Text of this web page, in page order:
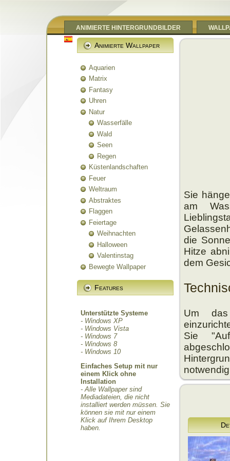
ANIMIERTE HINTERGRUNDBILDER
Animierte Wallpaper
Aquarien
Matrix
Fantasy
Uhren
Natur
Wasserfälle
Wald
Seen
Regen
Küstenlandschaften
Feuer
Weltraum
Abstraktes
Flaggen
Feiertage
Weihnachten
Halloween
Valentinstag
Bewegte Wallpaper
Features
Unterstützte Systeme
- Windows XP
- Windows Vista
- Windows 7
- Windows 8
- Windows 10
Einfaches Setup mit nur
einem Klick ohne
Installation
- Alle Wallpaper sind
Mediadateien, die nicht
installiert werden müssen. Sie
können sie mit nur einem
Klick auf Ihrem Desktop
haben.
Sie
am
die
Hitze
dem
Um das
Sie